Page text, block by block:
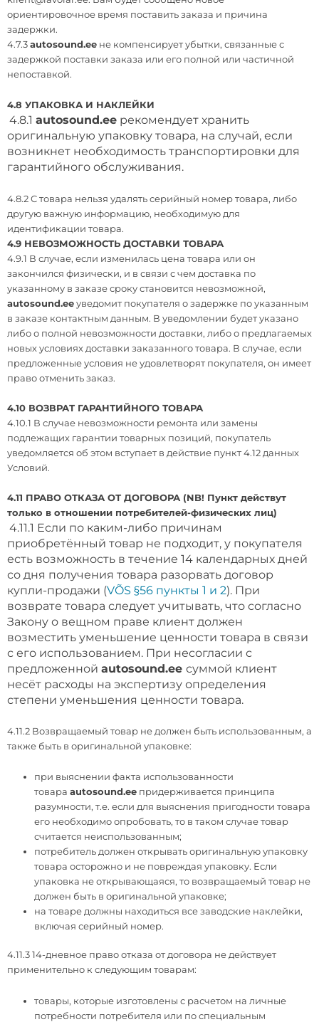
ориентировочное время поставить заказа и причина
задержки.
4.7.3 autosound.ee не компенсирует убытки, связанные с
задержкой поставки заказа или его полной или частичной
непоставкой.
4.8 УПАКОВКА И НАКЛЕЙКИ
4.8.1 autosound.ee рекомендует хранить
оригинальную упаковку товара, на случай, если
возникнет необходимость транспортировки для
гарантийного обслуживания.
4.8.2 С товара нельзя удалять серийный номер товара, либо
другую важную информацию, необходимую для
идентификации товара.
4.9 НЕВОЗМОЖНОСТЬ ДОСТАВКИ ТОВАРА
4.9.1 В случае, если изменилась цена товара или он
закончился физически, и в связи с чем доставка по
указанному в заказе сроку становится невозможной,
autosound.ee уведомит покупателя о задержке по указанным
в заказе контактным данным. В уведомлении будет указано
либо о полной невозможности доставки, либо о предлагаемых
новых условиях доставки заказанного товара. В случае, если
предложенные условия не удовлетворят покупателя, он имеет
право отменить заказ.
4.10 ВОЗВРАТ ГАРАНТИЙНОГО ТОВАРА
4.10.1 В случае невозможности ремонта или замены
подлежащих гарантии товарных позиций, покупатель
уведомляется об этом вступает в действие пункт 4.12 данных
Условий.
4.11 ПРАВО ОТКАЗА ОТ ДОГОВОРА (NB! Пункт действут
только в отношении потребителей-физических лиц)
4.11.1 Если по каким-либо причинам
приобретённый товар не подходит, у покупателя
есть возможность в течение 14 календарных дней
со дня получения товара разорвать договор
купли-продажи (VÕS §56 пункты 1 и 2). При
возврате товара следует учитывать, что согласно
Закону о вещном праве клиент должен
возместить уменьшение ценности товара в связи
с его использованием. При несогласии с
предложенной autosound.ee суммой клиент
несёт расходы на экспертизу определения
степени уменьшения ценности товара.
4.11.2 Возвращаемый товар не должен быть использованным, а
также быть в оригинальной упаковке:
при выяснении факта использованности
товараautosound.ee придерживается принципа
разумности, т.е. если для выяснения пригодности товара
его необходимо опробовать, то в таком случае товар
считается неиспользованным;
потребитель должен открывать оригинальную упаковку
товара осторожно и не повреждая упаковку. Если
упаковка не открывающаяся, то возвращаемый товар не
должен быть в оригинальной упаковке;
на товаре должны находиться все заводские наклейки,
включая серийный номер.
4.11.3 14-дневное право отказа от договора не действует
применительно к следующим товарам:
товары, которые изготовлены с расчетом на личные
потребности потребителя или по специальным